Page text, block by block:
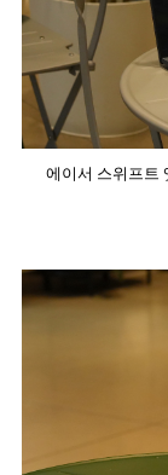
에이서 스위프트